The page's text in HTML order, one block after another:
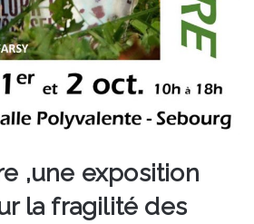
,une exposition
la fragilité des